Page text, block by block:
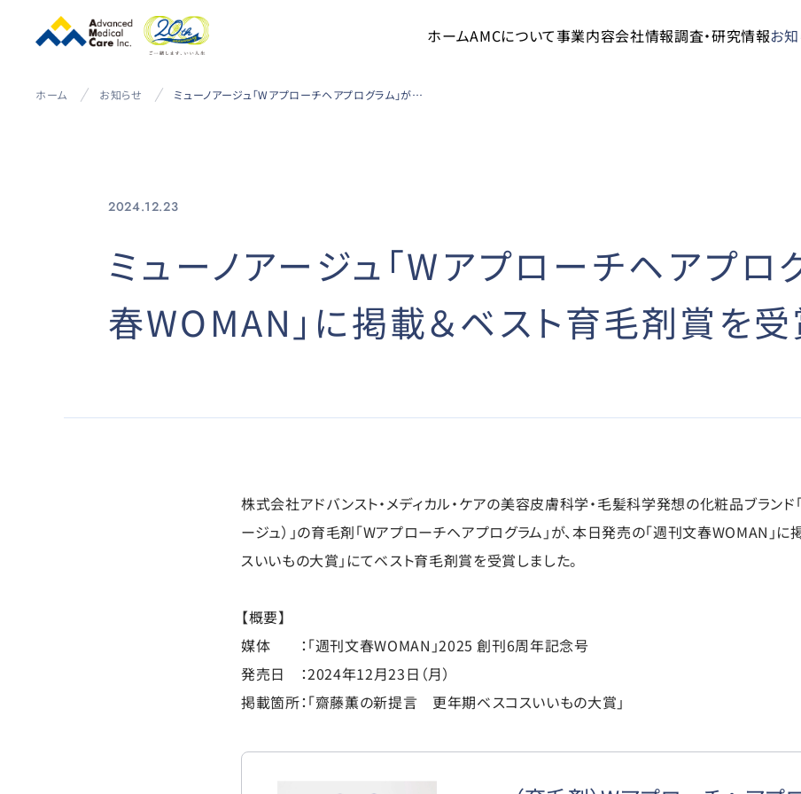
ホームAMCについて事業内容会社情報調査・研究情報お
ホーム お知らせ ミューノアージュ「Wアプローチヘアプログラム」が「週刊文春WOMAN」に掲載＆ベスト育毛剤賞を受賞しました
2024.12.23
ミューノアージュ「Wアプローチヘアプロ
春WOMAN」に掲載＆ベスト育毛剤賞を受
株式会社アドバンスト・メディカル・ケアの美容皮膚科学・毛髪科学発想の化粧品ブランド
ージュ）」の育毛剤「Wアプローチヘアプログラム」が、本日発売の「週刊文春WOMAN」に
スいいもの大賞」にてベスト育毛剤賞を受賞しました。
【概要】
媒体 ：「週刊文春WOMAN」2025 創刊6周年記念号
発売日 ：2024年12月23日（月）
掲載箇所：「齋藤薫の新提言 更年期ベスコスいいもの大賞」